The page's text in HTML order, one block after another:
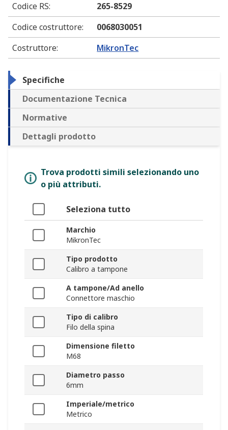
Codice RS:
265-8529
Codice costruttore:
0068030051
Costruttore: MikronTec
Specifiche
Documentazione Tecnica
Normative
Dettagli prodotto
Trova prodotti simili selezionando uno
o più attributi.
Seleziona tutto
Marchio
MikronTec
Tipo prodotto
Calibro a tampone
A tampone/Ad anello
Connettore maschio
Tipo di calibro
Filo della spina
Dimensione filetto
M68
Diametro passo
6mm
Imperiale/metrico
Metrico